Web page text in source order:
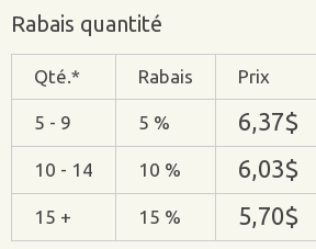
Rabais quantité
Qté.* Rabais Prix
5 - 9 5 % 6,37$
10 - 14 10 % 6,03$
15 + 15 % 5,70$